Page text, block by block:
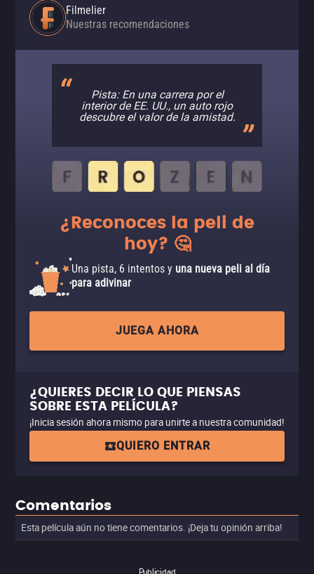
Filmelier
Nuestras recomendaciones
Pista: En una carrera por el
interior de EE. UU., un auto rojo
descubre el valor de la amistad.
¿Reconoces la peli de
hoy? 🤔
Una pista, 6 intentos y una nueva peli al día
para adivinar
JUEGA AHORA
¿QUIERES DECIR LO QUE PIENSAS
SOBRE ESTA PELÍCULA?
¡Inicia sesión ahora mismo para unirte a nuestra comunidad!
QUIERO ENTRAR
Comentarios
Esta película aún no tiene comentarios. ¡Deja tu opinión arriba!
Publicidad